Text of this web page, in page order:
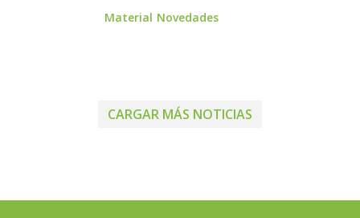
Material Novedades
CARGAR MÁS NOTICIAS